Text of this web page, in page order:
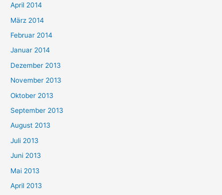
April 2014
März 2014
Februar 2014
Januar 2014
Dezember 2013
November 2013
Oktober 2013
September 2013
August 2013
Juli 2013
Juni 2013
Mai 2013
April 2013